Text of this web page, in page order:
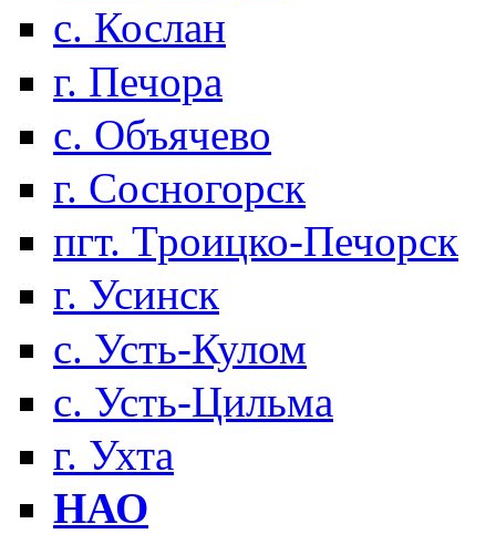
с. Кослан
г. Печора
с. Объячево
г. Сосногорск
пгт. Троицко-Печорск
г. Усинск
с. Усть-Кулом
с. Усть-Цильма
г. Ухта
НАО